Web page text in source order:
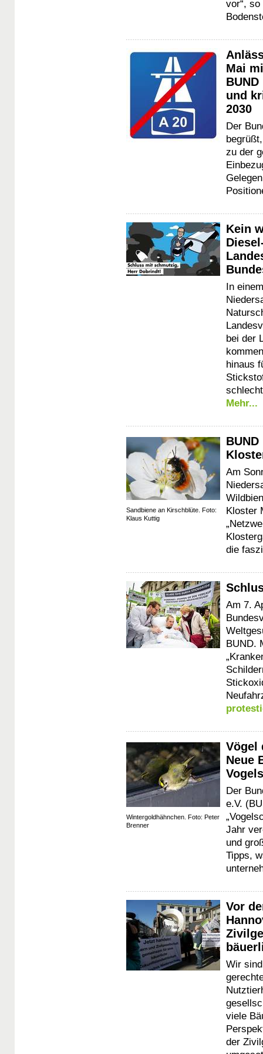
vor“,
Mai
und
2030
Der
zu der
Kein
In
bei der
hinaus
Mehr...
Sandbiene an Kirschblüte. Foto:
Klaus Kuttig
Am
Kloster
die
Am 7.
BUND.
Wintergoldhähnchen. Foto: Peter
Brenner
Vögel
Neue
Der
e.V.
Jahr
und
Tipps,
Vor
Wir
viele
der